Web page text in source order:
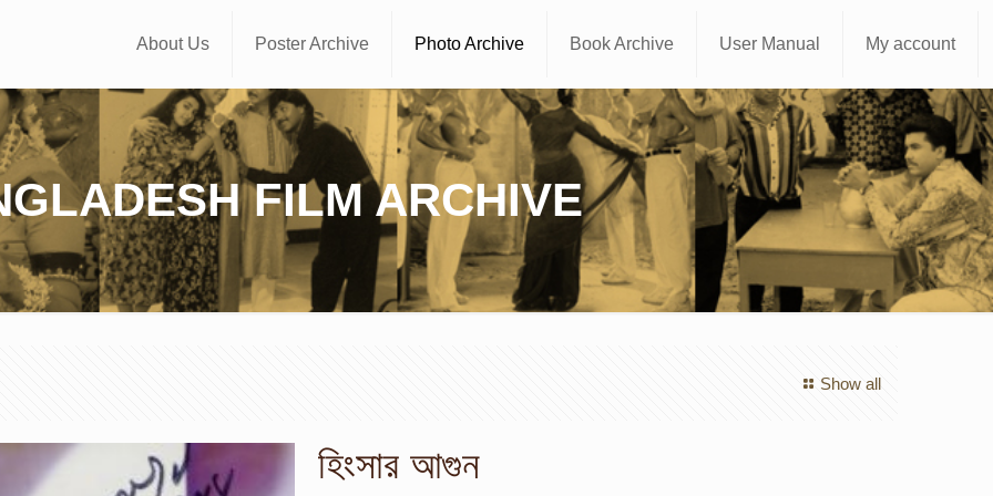
About Us Poster Archive Photo Archive Book Archive User Manual My account
FILM ARCHIVE
Show all
হিংসার আগুন